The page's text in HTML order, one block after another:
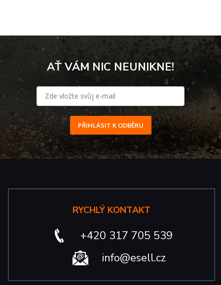
AŤ VÁM NIC NEUNIKNE!
PŘIHLÁSIT K ODBĚRU
RYCHLÝ KONTAKT
+420 317 705 539
info@esell.cz